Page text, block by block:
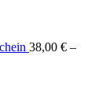
38,00 € –